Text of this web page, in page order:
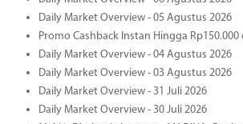
Daily Market Overview - 05 Agustus 2026
Promo Cashback Instan Hingga Rp150.000
Daily Market Overview - 04 Agustus 2026
Daily Market Overview - 03 Agustus 2026
Daily Market Overview - 31 Juli 2026
Daily Market Overview - 30 Juli 2026